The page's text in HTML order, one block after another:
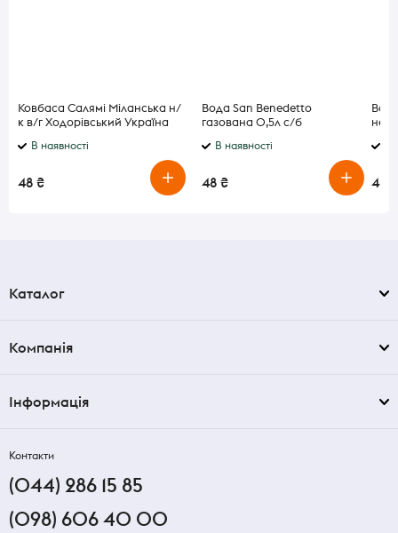
Ковбаса Салямі Міланська н/
к в/г Ходорівський Україна
В наявності
48 ₴
Вода San Benedetto
газована 0,5л с/б
В наявності
48 ₴ 48 ₴
Каталог
Компанія
Інформація
Контакти
(044) 286 15 85
(098) 606 40 00